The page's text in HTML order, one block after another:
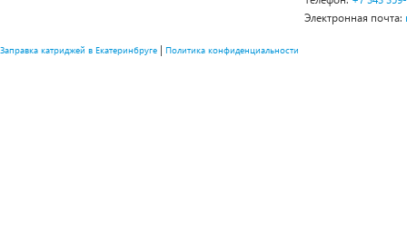
Электронная почта:
Заправка катриджей в Екатеринбруге | Политика конфиденциальности